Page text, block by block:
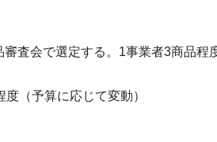
者数
会で選定する。 1事業者3商品程
度（予算に応じて変動）